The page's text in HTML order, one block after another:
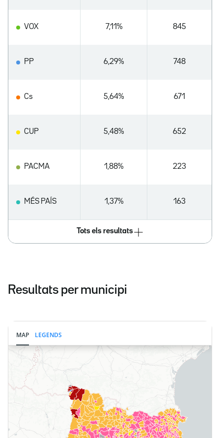
VOX 7,11% 845
PP 6,29% 748
Cs 5,64% 671
CUP 5,48% 652
PACMA 1,88% 223
MÉS PAÍS 1,37% 163
Tots els resultats
Resultats per municipi